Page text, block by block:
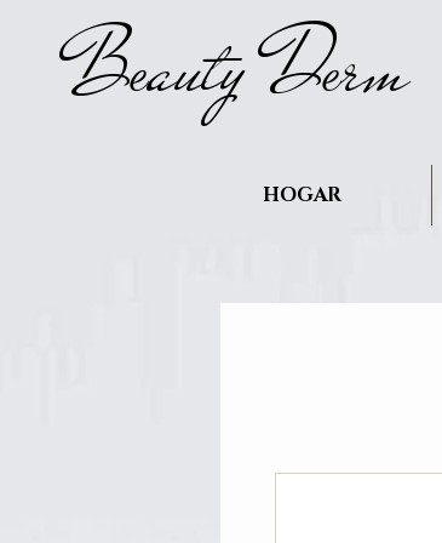
Beauty Derm
HOGAR